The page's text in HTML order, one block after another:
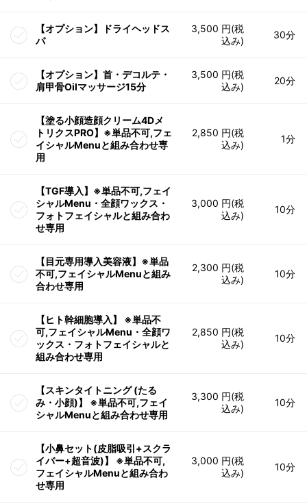
【オプション】ドライヘッドス
パ
3,500 円(税
込み)
30分
【オプション】首・デコルテ・
肩甲骨Oilマッサージ15分
3,500 円(税
込み)
20分
【塗る小顔造顔クリーム4Dメ
トリクスPRO】※単品不可,フェ
イシャルMenuと組み合わせ専
用
2,850 円(税
込み)
1分
【TGF導入】※単品不可,フェイ
シャルMenu・全顔ワックス・
フォトフェイシャルと組み合わ
せ専用
3,000 円(税
込み)
10分
【目元専用導入美容液】※単品
不可,フェイシャルMenuと組み
合わせ専用
2,300 円(税
込み)
10分
【ヒト幹細胞導入】 ※単品不
可,フェイシャルMenu・全顔ワ
ックス・フォトフェイシャルと
組み合わせ専用
2,850 円(税
込み)
10分
【スキンタイトニング (たる
み・小顔)】 ※単品不可,フェイ
シャルMenuと組み合わせ専用
3,300 円(税
込み)
10分
【小鼻セット(皮脂吸引+スクラ
イバー+超音波)】 ※単品不可,
フェイシャルMenuと組み合わ
せ専用
3,000 円(税
込み)
10分